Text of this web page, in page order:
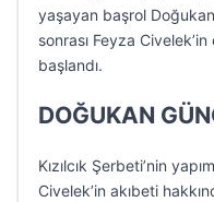
yaşayan başrol Doğukan
sonrası Feyza
başlandı.
DOĞUKAN
Kızılcık Şerbeti’nin
Civelek’in akıbeti